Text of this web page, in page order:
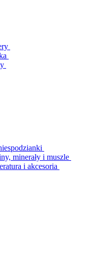
minerały i muszle
i akcesoria